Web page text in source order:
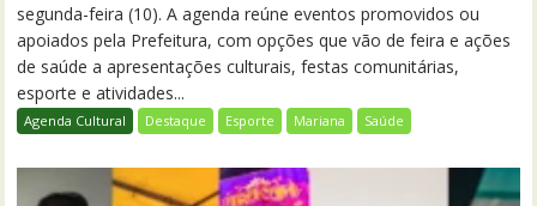
segunda-feira (10). A agenda reúne eventos promovidos ou
apoiados pela Prefeitura, com opções que vão de feira e ações
de saúde a apresentações culturais, festas comunitárias,
esporte e atividades...
Agenda Cultural Destaque Esporte Mariana Saúde